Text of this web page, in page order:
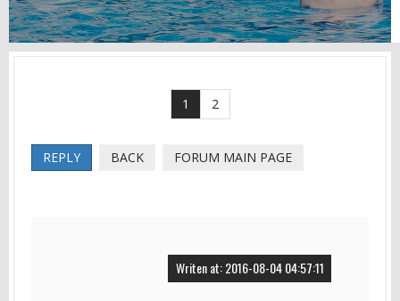
1 2
REPLY BACK FORUM MAIN PAGE
Writen at: 2016-08-04 04:57:11